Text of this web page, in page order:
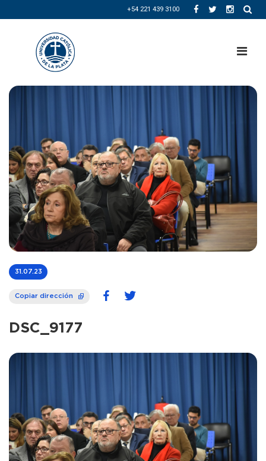
+54 221 439 3100
31.07.23
Copiar dirección
DSC_9177